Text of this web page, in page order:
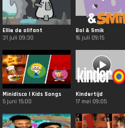
Ellie de olifant
31 juli 09:30
Bol & Smik
16 juli 09:15
Minidisco | Kids Songs
5 juni 15:00
Kindertijd
17 mei 09:05